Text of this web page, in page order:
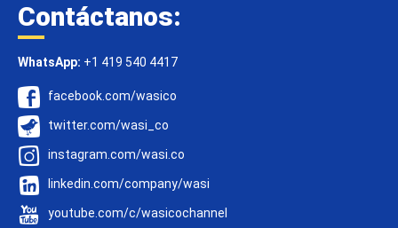
Contáctanos:
WhatsApp: +1 419 540 4417
facebook.com/wasico
twitter.com/wasi_co
instagram.com/wasi.co
linkedin.com/company/wasi
youtube.com/c/wasicochannel